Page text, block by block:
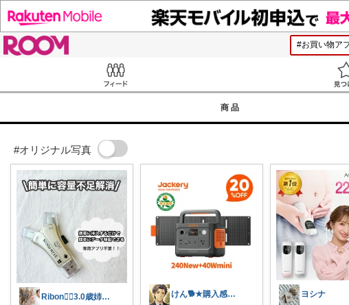
商品
#オリジナル写真
Ribon❁⃘3.0歳姉妹ﾏﾏ👧🏻♡ けん🐕★購入感謝です★（アイコン変更） ヨシナ